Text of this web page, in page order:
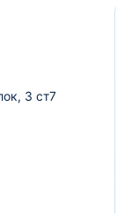
3 ст7